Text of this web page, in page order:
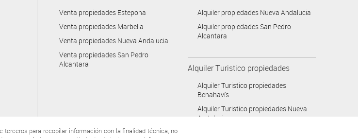
terceros para recopilar información con la finalidad técnica, no
Venta propiedades Estepona
Venta propiedades Marbella
Venta propiedades Nueva Andalucia
Venta propiedades San Pedro
Alcantara
Alquiler propiedades Nueva Andalucia
Alquiler propiedades San Pedro
Alcantara
Alquiler Turistico propiedades
Alquiler Turistico propiedades
Benahavís
Alquiler Turistico propiedades Nueva
Andalucia